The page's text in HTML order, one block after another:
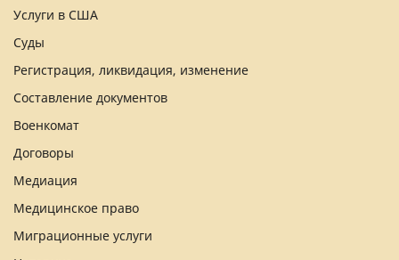
Услуги в США
Суды
Регистрация, ликвидация, изменение
Составление документов
Военкомат
Договоры
Медиация
Медицинское право
Миграционные услуги